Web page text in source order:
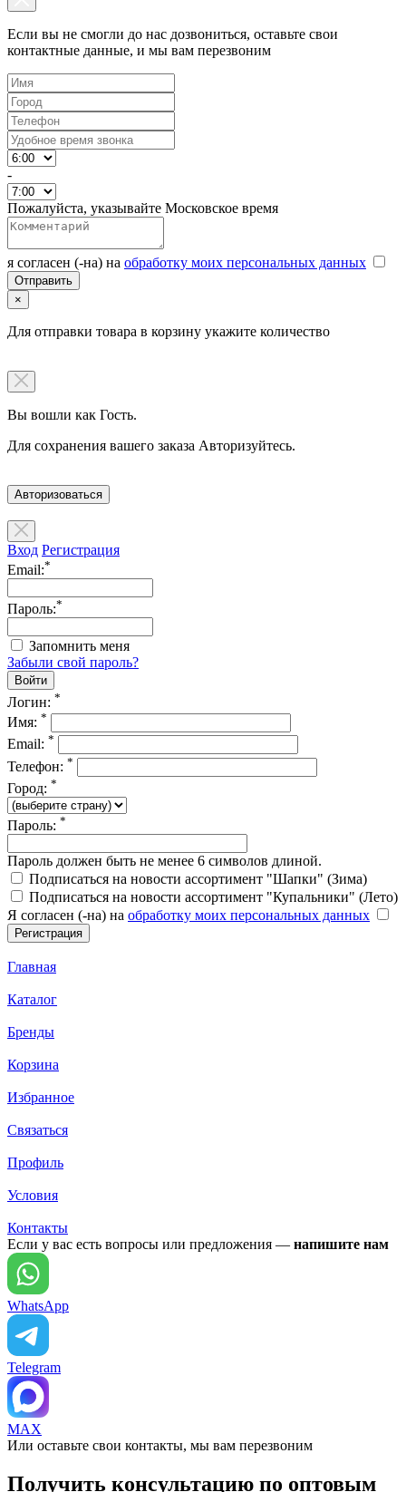
Если вы не смогли до нас дозвониться, оставьте свои
контактные данные, и мы вам перезвоним
-
Пожалуйста, указывайте Московское время
я согласен (-на) на обработку моих персональных данных
×
Для отправки товара в корзину укажите количество
Вы вошли как Гость.
Для сохранения вашего заказа Авторизуйтесь.
Авторизоваться
Вход Регистрация
Email:*
Пароль:*
Запомнить меня
Забыли свой пароль?
Логин: *
Имя: *
Email: *
Телефон: *
Город: *
Пароль: *
Пароль должен быть не менее 6 символов длиной.
Подписаться на новости ассортимент "Шапки" (Зима)
Подписаться на новости ассортимент "Купальники" (Лето)
Я согласен (-на) на обработку моих персональных данных
Главная
Каталог
Бренды
Корзина
Избранное
Связаться
Профиль
Условия
Контакты
Если у вас есть вопросы или предложения — напишите нам
WhatsApp
Telegram
MAX
Или оставьте свои контакты, мы вам перезвоним
Получить консультацию по оптовым